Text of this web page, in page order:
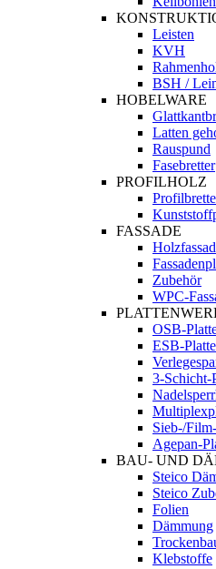
Leisten
KVH
BSH /
HOBELWARE
Latten
Rauspund
Fasebretter
PROFILHOLZ
FASSADE
Zubehör
WPC-
OSB-
ESB-
3-Schicht-
Sieb-/
Agepan-
BAU- UND
Steico
Steico
Folien
Dämmung
Klebstoffe